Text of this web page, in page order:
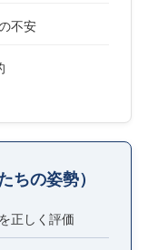
不安
ちの姿勢）
正しく評価